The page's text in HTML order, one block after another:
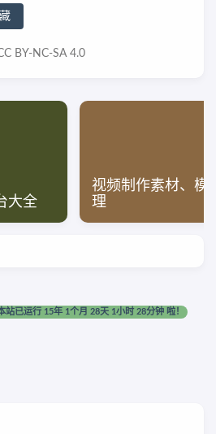
BY-NC-SA 4.0
大全
视频制作素材、模
理
站已运行 15年 1个月 28天 1小时 28分钟 啦！